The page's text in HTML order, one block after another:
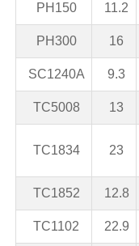
PH150 11.2
PH300 16
SC1240A 9.3
TC5008 13
TC1834 23
TC1852 12.8
TC1102 22.9